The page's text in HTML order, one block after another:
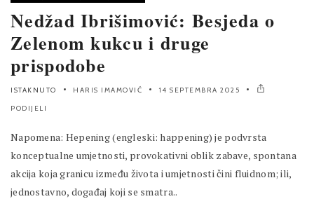
Nedžad Ibrišimović: Besjeda o
Zelenom kukcu i druge
prispodobe
ISTAKNUTO HARIS IMAMOVIĆ
14 SEPTEMBRA 2025
PODIJELI
Napomena: Hepening (engleski: happening) je podvrsta
konceptualne umjetnosti, provokativni oblik zabave, spontana
akcija koja granicu između života i umjetnosti čini fluidnom; ili,
jednostavno, događaj koji se smatra..